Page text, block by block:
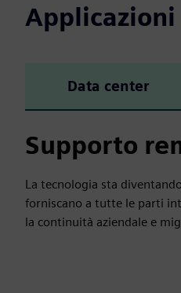
Data center
Supporto
La tecnologia sta
forniscano a tutte le parti
la continuità aziendale e